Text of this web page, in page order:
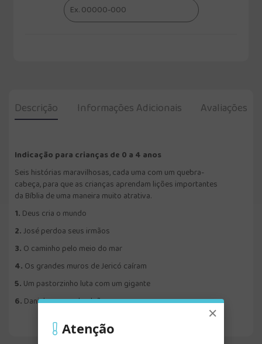
Descrição Informações Adicionais Avaliações
Indicação para crianças de 0 a 4 anos
Seis histórias maravilhosas, cada uma com um quebra-
cabeça, para que as crianças aprendam lições importantes
da Bíblia de uma maneira muito atrativa.
1. Deus cria o mundo
2.José perdoa seus irmãos
3. O caminho pelo meio do mar
4. Os grandes muros de Jericó caíram
5. Um pastorzinho luta com um gigante
6. Daniel na cova dos leões
×
Atenção